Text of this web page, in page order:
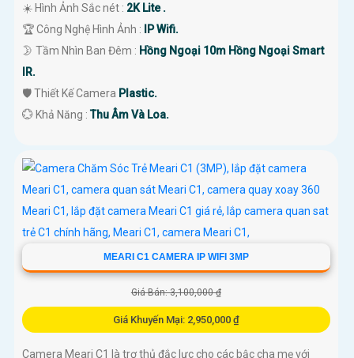
☀️ Hình Ảnh Sắc nét : 2K Lite .
🏆 Công Nghệ Hình Ảnh : IP Wifi.
🌛 Tầm Nhìn Ban Đêm : Hồng Ngoại 10m Hồng Ngoại Smart
IR.
🛡 Thiết Kế Camera Plastic.
️💮 Khả Năng :Thu Âm Và Loa.
MEARI C1 CAMERA IP WIFI 3MP
Giá Bán: 3,100,000 ₫
Giá Khuyến Mại: 2,950,000 ₫
Camera Meari C1 là trợ thủ đắc lực cho các bậc cha mẹ với